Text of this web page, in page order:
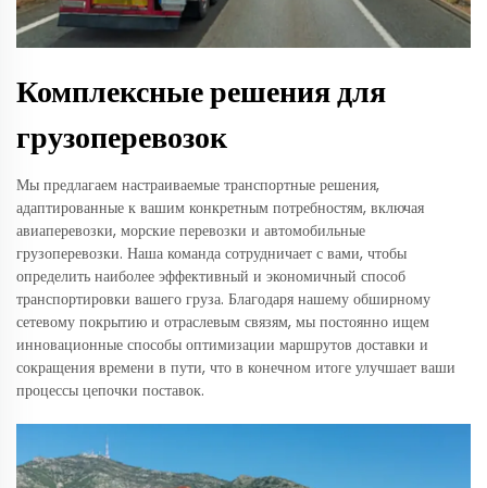
Комплексные решения для
грузоперевозок
Мы предлагаем настраиваемые транспортные решения,
адаптированные к вашим конкретным потребностям, включая
авиаперевозки, морские перевозки и автомобильные
грузоперевозки. Наша команда сотрудничает с вами, чтобы
определить наиболее эффективный и экономичный способ
транспортировки вашего груза. Благодаря нашему обширному
сетевому покрытию и отраслевым связям, мы постоянно ищем
инновационные способы оптимизации маршрутов доставки и
сокращения времени в пути, что в конечном итоге улучшает ваши
процессы цепочки поставок.